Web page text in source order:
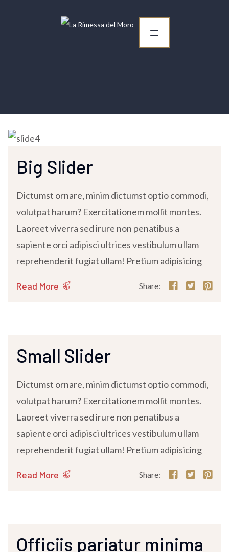
Big Slider
Dictumst ornare, minim dictumst optio commodi,
volutpat harum? Exercitationem mollit montes.
Laoreet viverra sed irure non penatibus a
sapiente orci adipisci ultrices vestibulum ullam
reprehenderit fugiat ullam! Pretium adipisicing
Read More Share:
Small Slider
Dictumst ornare, minim dictumst optio commodi,
volutpat harum? Exercitationem mollit montes.
Laoreet viverra sed irure non penatibus a
sapiente orci adipisci ultrices vestibulum ullam
reprehenderit fugiat ullam! Pretium adipisicing
Read More Share:
Officiis pariatur minima